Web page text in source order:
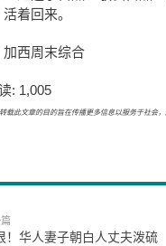
着回来。
加西周末综合
: 1,005
载此文章的目的旨在传播更多信息以服务于社会
篇
！华人妻子朝白人丈夫泼硫